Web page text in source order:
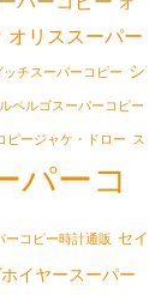
オリススーパー
ッチスーパーコピー シ
ペルゴスーパーコピー
ピージャケ・ドロー ス
パーコ
ーコピー時計通販 セイ
イヤースーパー